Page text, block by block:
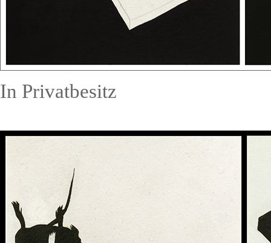
In Privatbesitz